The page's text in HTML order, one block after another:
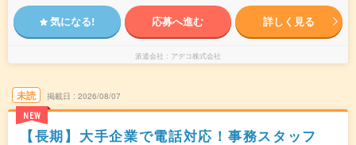
気になる! 応募へ進む 詳しく見る
派遣会社 アデコ株式会社
未読
NEW
掲載日 2026/08/07
【長期】大手企業で電話対応！事務スタッフ